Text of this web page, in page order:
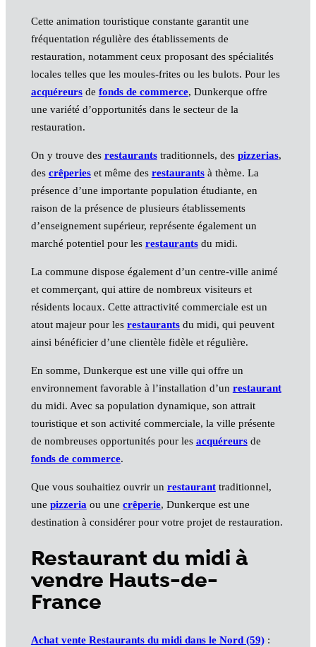
Cette animation touristique constante garantit une
fréquentation régulière des établissements de
restauration, notamment ceux proposant des spécialités
locales telles que les moules-frites ou les bulots. Pour les
acquéreursde fonds de commerce, Dunkerque offre
une variété d’opportunités dans le secteur de la
restauration.
On y trouve des restaurantstraditionnels, des pizzerias,
des crêperieset même des restaurantsà thème. La
présence d’une importante population étudiante, en
raison de la présence de plusieurs établissements
d’enseignement supérieur, représente également un
marché potentiel pour les restaurantsdu midi.
La commune dispose également d’un centre-ville animé
et commerçant, qui attire de nombreux visiteurs et
résidents locaux. Cette attractivité commerciale est un
atout majeur pour les restaurantsdu midi, qui peuvent
ainsi bénéficier d’une clientèle fidèle et régulière.
En somme, Dunkerque est une ville qui offre un
environnement favorable à l’installation d’un restaurant
du midi. Avec sa population dynamique, son attrait
touristique et son activité commerciale, la ville présente
de nombreuses opportunités pour les acquéreursde
fonds de commerce.
Que vous souhaitiez ouvrir un restauranttraditionnel,
une pizzeria ou une crêperie, Dunkerque est une
destination à considérer pour votre projet de restauration.
Restaurant du midi à
vendre Hauts-de-
France
Achat vente Restaurants du midi dans le Nord (59):